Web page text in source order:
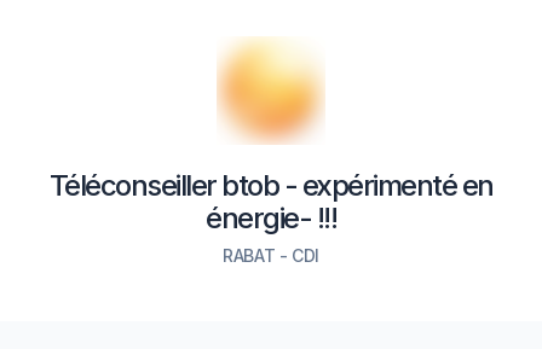
Téléconseiller btob - expérimenté en
énergie- !!!
RABAT - CDI